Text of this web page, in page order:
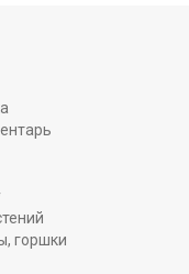
горшки